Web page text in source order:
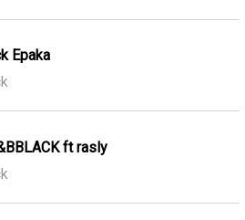
Epaka
ft rasly